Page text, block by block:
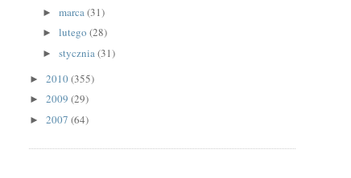
►marca(31)
►lutego(28)
►stycznia(31)
►2010(355)
►2009(29)
►2007(64)